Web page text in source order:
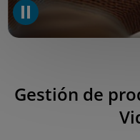
Gestión de